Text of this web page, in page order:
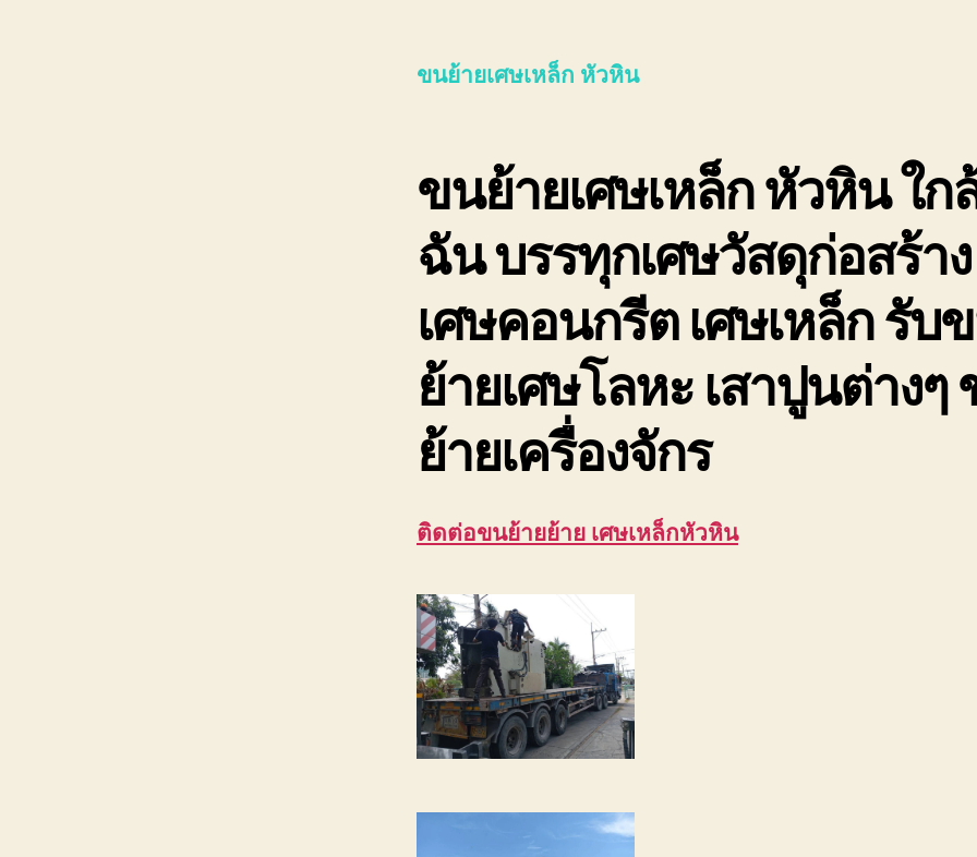
รับ
ซื้อ
สูง
ปล
ขนย้ายเศษเหล็ก หัวหิน
ขนย้ายเศษเหล็ก หัวหินใก
ฉัน บรรทุกเศษวัสดุก่อสร้าง
เศษคอนกรีต เศษเหล็ก รับ
ย้ายเศษโลหะ เสาปูนต่างๆ
ย้ายเครื่องจักร
ติดต่อขนย้ายย้าย เศษเหล็กหัวหิน